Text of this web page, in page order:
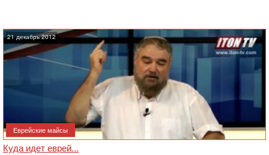
21 декабрь 2012
Еврейские майсы
Куда идет еврей...